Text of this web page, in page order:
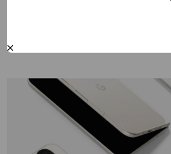
navázal na loňský úspěch, kdy
generativní umělou inteligenci.